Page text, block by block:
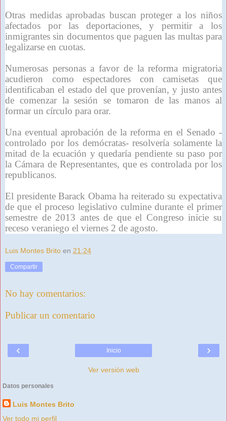
Otras medidas aprobadas buscan proteger a los niños
afectados por las deportaciones, y permitir a los
inmigrantes sin documentos que paguen las multas para
legalizarse en cuotas.
Numerosas personas a favor de la reforma migratoria
acudieron como espectadores con camisetas que
identificaban el estado del que provenían, y justo antes
de comenzar la sesión se tomaron de las manos al
formar un círculo para orar.
Una eventual aprobación de la reforma en el Senado -
controlado por los demócratas- resolvería solamente la
mitad de la ecuación y quedaría pendiente su paso por
la Cámara de Representantes, que es controlada por los
republicanos.
El presidente Barack Obama ha reiterado su expectativa
de que el proceso legislativo culmine durante el primer
semestre de 2013 antes de que el Congreso inicie su
receso veraniego el viernes 2 de agosto.
Luis Montes Brito en 21:24
Compartir
No hay comentarios:
Publicar un comentario
‹ ›
Inicio
Ver versión web
Datos personales
Luis Montes Brito
Ver todo mi perfil